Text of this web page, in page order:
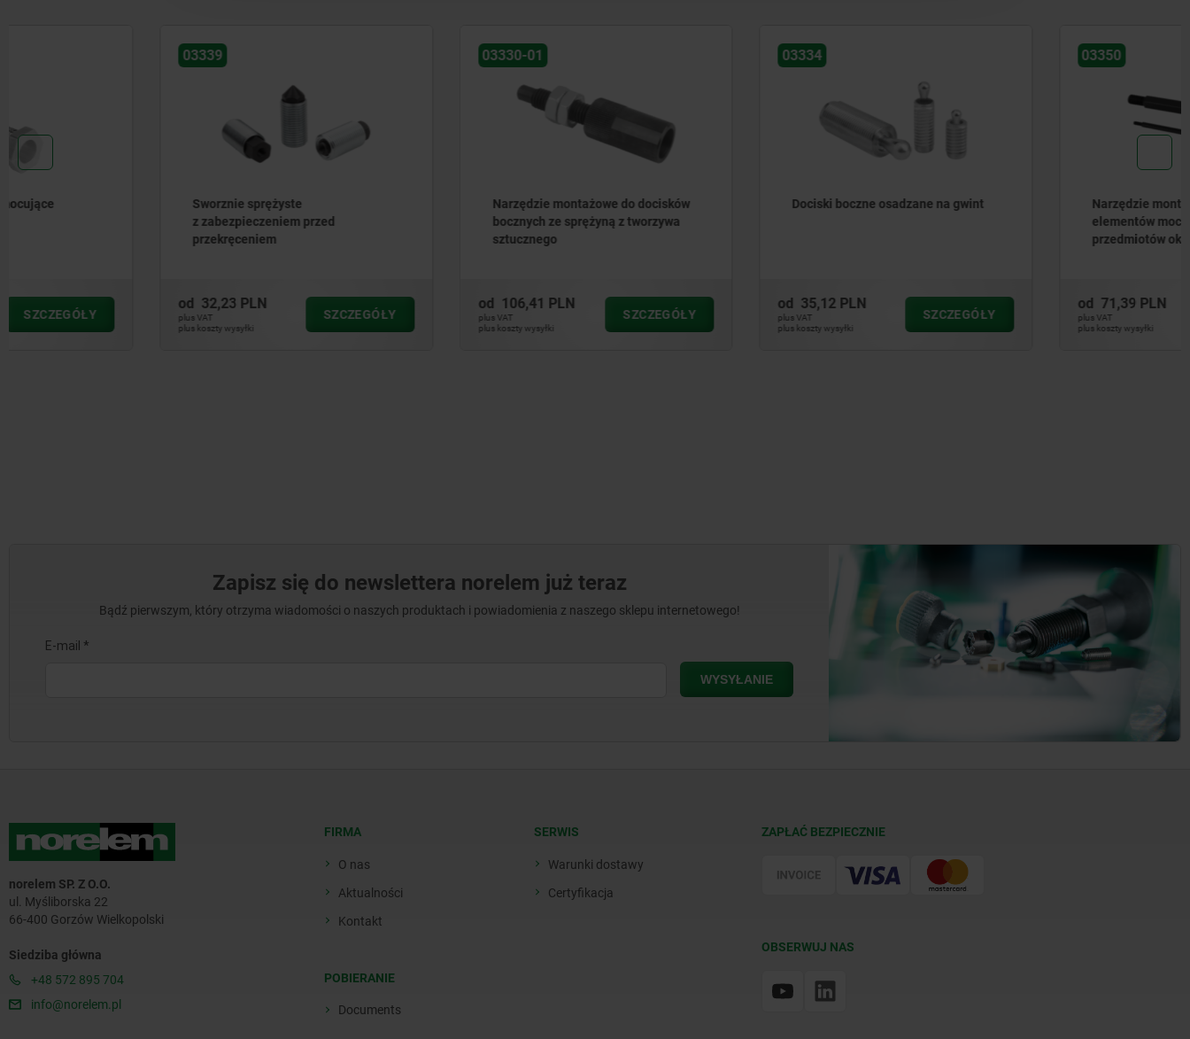
Sworznie sprężyste
32,23 PLN
plus VAT
SZCZEGÓŁY
Narzędzie montażowe do docisków
bocznych ze sprężyną z tworzywa
106,41 PLN
plus VAT
SZCZEGÓŁY
Dociski boczne osadzane na gwint
35,12 PLN
plus VAT
SZCZEGÓŁY
Narzędzie montażowe do
71,39 PLN
plus VAT
SZCZEGÓŁY
Zapisz się do newslettera norelem już teraz
Bądź pierwszym, który otrzyma wiadomości o naszych produktach i powiadomienia z naszego sklepu internetowego!
norelem SP. Z O.O.
ul. Myśliborska 22
66-400 Gorzów Wielkopolski
Siedziba główna
+48 572 895 704
info@norelem.pl
FIRMA
O nas
Aktualności
Kontakt
POBIERANIE
Documents
SERWIS
Warunki dostawy
Certyfikacja
ZAPŁAĆ BEZPIECZNIE
OBSERWUJ NAS